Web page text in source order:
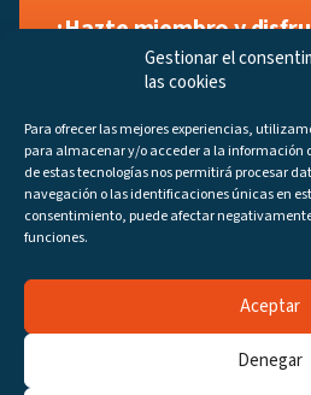
Gestionar el
las cookies
Para ofrecer las mejores experiencias,
para almacenar y/o acceder a la información
de estas tecnologías nos permitirá procesar
navegación o las identificaciones únicas en
consentimiento, puede afectar
funciones.
Aceptar
Denegar
¡Hazte miembro y
a tu manera!
Regístrate ahora
los últimos programas
Regístrate ahora
Canales